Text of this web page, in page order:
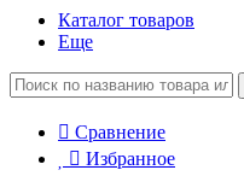
Каталог товаров
Еще
Сравнение
Избранное